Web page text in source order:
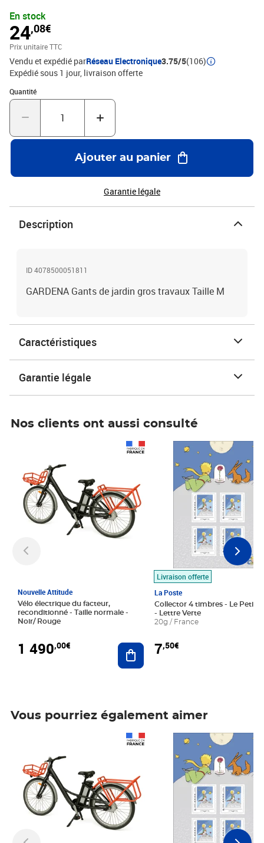
En stock
24,08€
Prix unitaire TTC
Vendu et expédié parRéseau Electronique3.75/5(106)
Expédié sous 1 jour livraison offerte
Quantité
Quantité : 1
Ajouter au panier
Garantie légale
Description
ID 4078500051811
GARDENA Gants de jardin gros travaux Taille M
Caractéristiques
Garantie légale
Nos clients ont aussi consulté
Nouvelle Attitude
Vélo électrique du facteur,
reconditionné - Taille normale -
Noir/ Rouge
1 490,00€ Ajouter au panier
Livraison offerte
La Poste
Collector 4 timbres - Le Petit
- Lettre Verte
20g / France
7,50€
Prix 7,50€
Vous pourriez également aimer
Prix 7,50€